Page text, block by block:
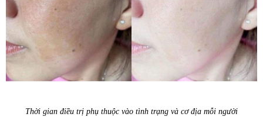
Thời gian điều trị phụ thuộc vào tình trạng và cơ địa mỗi người